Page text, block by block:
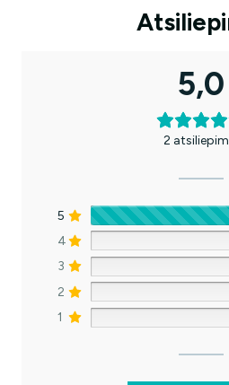
5,0
2
5
4
3
2
1
Ne, ačiū.. Mokėsiu